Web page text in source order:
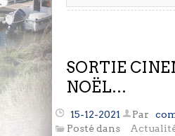
SORTIE
NOËL…
15-12-2021 Par
Posté dans